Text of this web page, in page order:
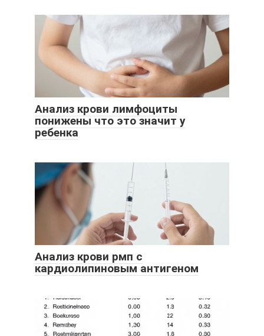
Анализ крови лимфоциты
понижены что это значит у
ребенка
Анализ крови рмп с
кардиолипиновым антигеном